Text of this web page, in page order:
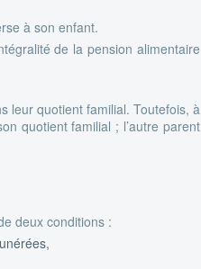
à son enfant.
de la pension alimentaire
leur quotient familial. Toutefois, à
quotient familial ; l’autre parent
deux conditions :